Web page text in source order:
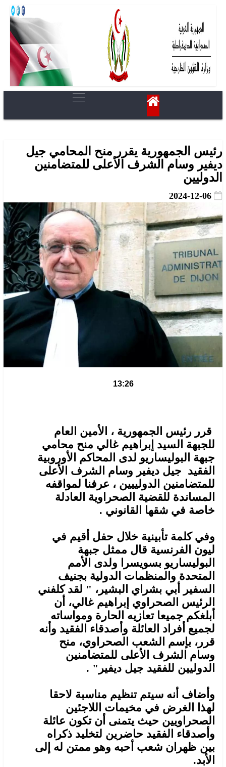
رئيس الجمهورية يقرر منح المحامي جيل
ديفير وسام الشرف الأعلى للمتضامنين
الدوليين
2024-12-06
13:26
قرر رئيس الجمهورية ، الأمين العام
للجبهة السيد إبراهيم غالي منح محامي
جبهة البوليساريو لدى المحاكم الأوروبية
الفقيد جيل ديفير وسام الشرف الأعلى
للمتضامنين الدولييين ، عرفنا لمواقفه
المساندة للقضية الصحراوية العادلة
خاصة في شقها القانوني .
وفي كلمة تأبينية خلال حفل أقيم في
ليون الفرنسية قال ممثل جبهة
البوليساريو بسويسرا ولدى الأمم
المتحدة والمنظمات الدولية بجنيف
السفير أبي بشراي البشير، " لقد كلفني
الرئيس الصحراوي إبراهيم غالي، أن
أبلغكم جميعا تعازيه الحارة ومواساته
لجميع أفراد العائلة وأصدقاء الفقيد وأنه
قرر، بإسم الشعب الصحراوي، منح
وسام الشرف الأعلى للمتضامنين
الدوليين للفقيد جيل ديفير" .
وأضاف أنه سيتم تنظيم مناسبة لاحقا
لهذا الغرض في مخيمات اللاجئين
الصحراويين حيث يتمنى أن تكون عائلة
وأصدقاء الفقيد حاضرين لتخليد ذكراه
بين ظهران شعب أحبه وهو ممتن له إلى
الأبد.